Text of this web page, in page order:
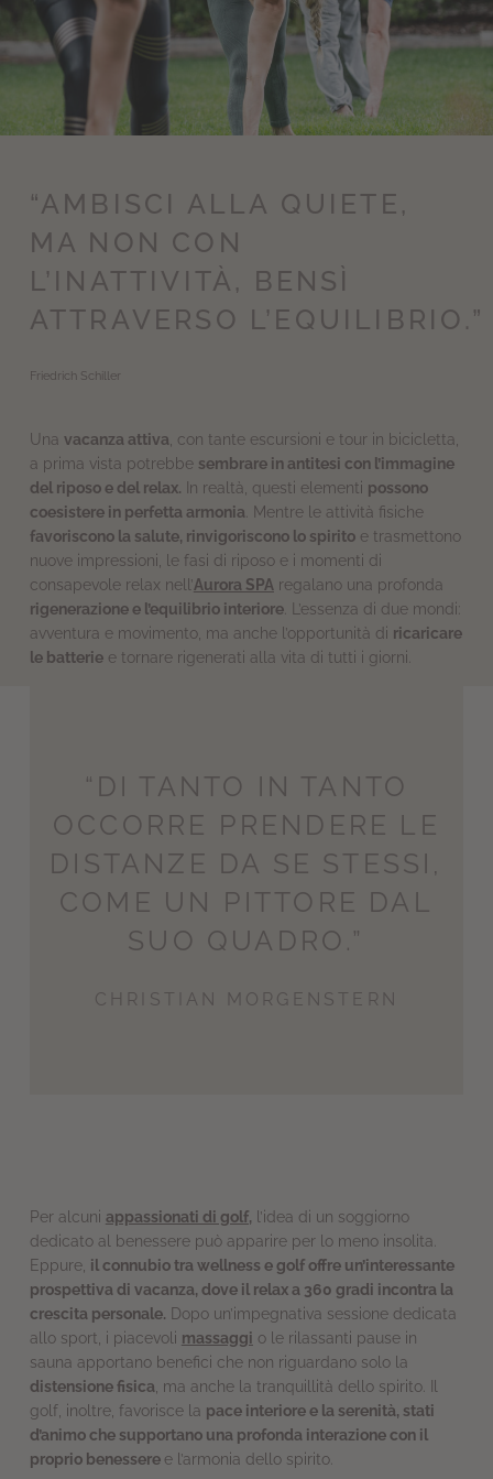
“AMBISCI ALLA QUIETE,
MA NON CON
L’INATTIVITÀ, BENSÌ
ATTRAVERSO L’EQUILIBRIO.”
Friedrich Schiller
Una vacanza attiva , con tante escursioni e tour in bicicletta,
a prima vista potrebbe sembrare in antitesi con l’immagine
del riposo e del relax. In realtà, questi elementi possono
coesistere in perfetta armonia . Mentre le attività fisiche
favoriscono la salute, rinvigoriscono lo spiritoe trasmettono
nuove impressioni, le fasi di riposo e i momenti di
consapevole relax nell’Aurora SPA regalano una profonda
rigenerazione e l’equilibrio interiore. L’essenza di due mondi:
avventura e movimento, ma anche l’opportunità di ricaricare
le batteriee tornare rigenerati alla vita di tutti i giorni.
“DI TANTO IN TANTO
OCCORRE PRENDERE LE
DISTANZE DA SE STESSI,
COME UN PITTORE DAL
SUO QUADRO.”
CHRISTIAN MORGENSTERN
Per alcuni appassionati di golf, l’idea di un soggiorno
dedicato al benessere può apparire per lo meno insolita.
Eppure, il connubio tra wellness e golf offre un’interessante
prospettiva di vacanza, dove il relax a 360 gradi incontra la
crescita personale. Dopo un’impegnativa sessione dedicata
allo sport, i piacevoli massaggi o le rilassanti pause in
sauna apportano benefici che non riguardano solo la
distensione fisica , ma anche la tranquillità dello spirito. Il
golf, inoltre, favorisce la pace interiore e la serenità, stati
d’animo che supportano una profonda interazione con il
proprio benessere e l’armonia dello spirito.